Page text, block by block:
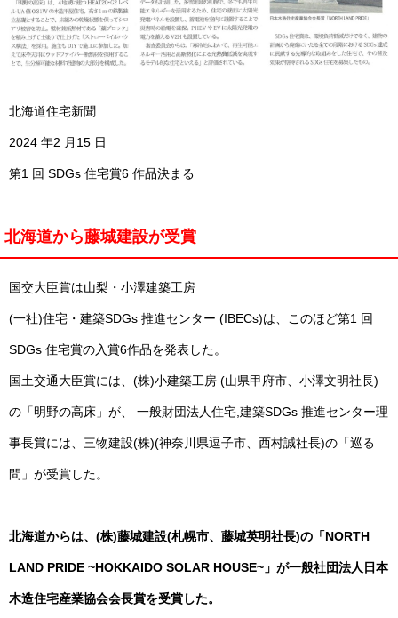
北海道住宅新聞
2024 年2 月15 日
第1 回 SDGs 住宅賞6 作品決まる
北海道から藤城建設が受賞
国交大臣賞は山梨・小澤建築工房
(一社)住宅・建築SDGs 推進センター (IBECs)は、このほど第1 回
SDGs 住宅賞の入賞6作品を発表した。
国土交通大臣賞には、(株)小建築工房 (山県甲府市、小澤文明社⾧)
の「明野の高床」が、 一般財団法人住宅,建築SDGs 推進センター理
事⾧賞には、三物建設(株)(神奈川県逗子市、西村誠社⾧)の「巡る
問」が受賞した。
北海道からは、(株)藤城建設(札幌市、藤城英明社⾧)の「NORTH
LAND PRIDE ~HOKKAIDO SOLAR HOUSE~」が一般社団法人日本
木造住宅産業協会会⾧賞を受賞した。